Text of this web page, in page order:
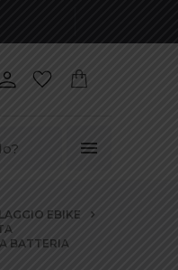
EBIKE
BATTERIA